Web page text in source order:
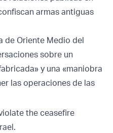
armas antiguas
de Oriente Medio del
sobre un
y una «maniobra
las operaciones de las
the ceasefire